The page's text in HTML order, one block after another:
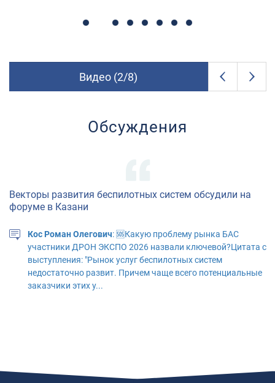
Видео (2/8)
Обсуждения
Векторы развития беспилотных систем обсудили на
форуме в Казани
Кос Роман Олегович: 🆘Какую проблему рынка БАС
участники ДРОН ЭКСПО 2026 назвали ключевой?Цитата с
выступления: "Рынок услуг беспилотных систем
недостаточно развит. Причем чаще всего потенциальные
заказчики этих у...
технологий идентификации